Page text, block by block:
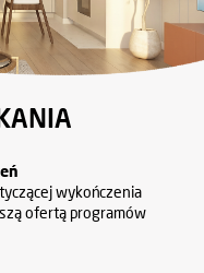
wykończenia
ofertą programów